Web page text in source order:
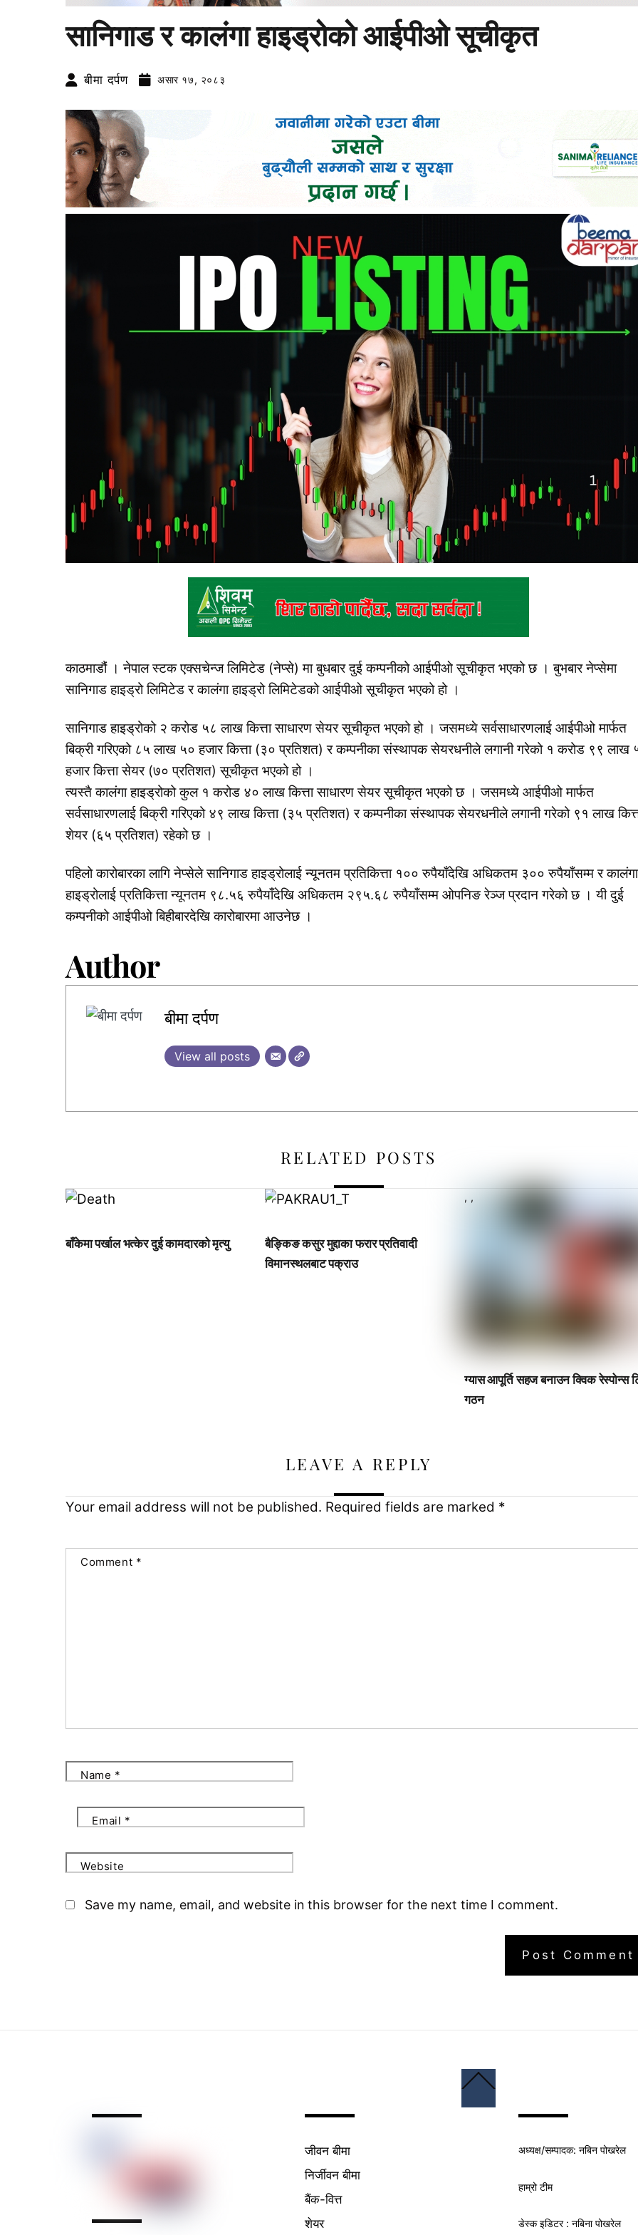
सानिगाड र कालंगा हाइड्रोको आईपीओ सूचीकृत
बीमा दर्पण असार १७, २०८३
काठमाडौं । नेपाल स्टक एक्सचेन्ज लिमिटेड (नेप्से) मा बुधबार दुई कम्पनीको आईपीओ सूचीकृत भएको छ । बुभबार नेप्सेमा
सानिगाड हाइड्रो लिमिटेड र कालंगा हाइड्रो लिमिटेडको आईपीओ सूचीकृत भएको हो ।
सानिगाड हाइड्रोको २ करोड ५८ लाख कित्ता साधारण सेयर सूचीकृत भएको हो । जसमध्ये सर्वसाधारणलाई आईपीओ मार्फत
बिक्री गरिएको ८५ लाख ५० हजार कित्ता (३० प्रतिशत) र कम्पनीका संस्थापक सेयरधनीले लगानी गरेको १ करोड ९९ लाख
हजार कित्ता सेयर (७० प्रतिशत) सूचीकृत भएको हो ।
त्यस्तै कालंगा हाइड्रोको कुल १ करोड ४० लाख कित्ता साधारण सेयर सूचीकृत भएको छ । जसमध्ये आईपीओ मार्फत
सर्वसाधारणलाई बिक्री गरिएको ४९ लाख कित्ता (३५ प्रतिशत) र कम्पनीका संस्थापक सेयरधनीले लगानी गरेको ९१ लाख
शेयर (६५ प्रतिशत) रहेको छ ।
पहिलो कारोबारका लागि नेप्सेले सानिगाड हाइड्रोलाई न्यूनतम प्रतिकित्ता १०० रुपैयाँदेखि अधिकतम ३०० रुपैयाँसम्म र कालंगा
हाइड्रोलाई प्रतिकित्ता न्यूनतम ९८.५६ रुपैयाँदेखि अधिकतम २९५.६८ रुपैयाँसम्म ओपनिङ रेञ्ज प्रदान गरेको छ । यी दुई
कम्पनीको आईपीओ बिहीबारदेखि कारोबारमा आउनेछ ।
Author
बीमा दर्पण
View all posts
RELATED POSTS
,
बाँकेमा पर्खाल भत्केर दुई कामदारको मृत्यु
,,
बैङ्किङ कसुर मुद्दाका फरार प्रतिवादी
विमानस्थलबाट पक्राउ
, ,
ग्यास आपूर्ति सहज बनाउन क्विक रेस्पोन्स
गठन
LEAVE A REPLY
Your email address will not be published. Required fields are marked *
Comment *
Name *
Email *
Website
Save my name, email, and website in this browser for the next time I comment.
To
जीवन बीमा
निर्जीवन बीमा
बैंक-वित्त
शेयर
अध्यक्ष/सम्पादक: नबिन पोखरेल
हाम्रो टीम
डेस्क इडिटर : नबिना पोखरेल